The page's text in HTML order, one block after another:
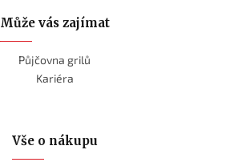
Může vás zajímat
Půjčovna grilů
Kariéra
Vše o nákupu